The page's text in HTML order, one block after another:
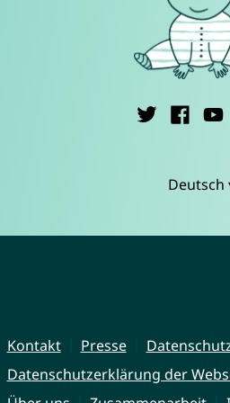
Deutsch
Kontakt Presse
Datenschutzerklärung der